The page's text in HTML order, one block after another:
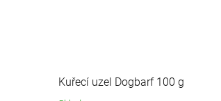
Kuřecí uzel Dogbarf 100 g